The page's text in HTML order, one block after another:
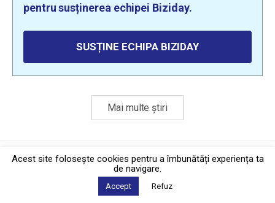
pentru susținerea echipei Biziday.
SUSȚINE ECHIPA BIZIDAY
Mai multe știri
Politica de confidențialitate·Contact
2026 © Biziday
Acest site foloseşte cookies pentru a îmbunătăți experiența ta
de navigare.
Accept Refuz